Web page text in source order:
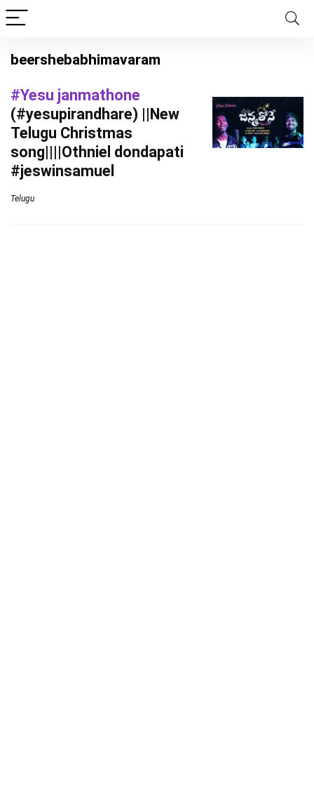
beershebabhimavaram
#Yesu janmathone
(#yesupirandhare) ||New
Telugu Christmas
song||||Othniel dondapati
#jeswinsamuel
Telugu